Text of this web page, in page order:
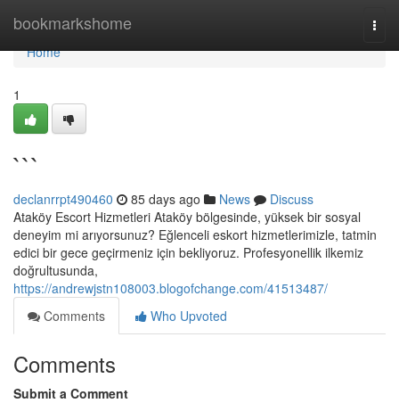
bookmarkshome
Home
Home
1
```
declanrrpt490460 85 days ago News
Discuss
Ataköy Escort Hizmetleri Ataköy bölgesinde, yüksek bir sosyal
deneyim mi arıyorsunuz? Eğlenceli eskort hizmetlerimizle, tatmin
edici bir gece geçirmeniz için bekliyoruz. Profesyonellik ilkemiz
doğrultusunda,
https://andrewjstn108003.blogofchange.com/41513487/
Comments
Who Upvoted
Comments
Submit a Comment